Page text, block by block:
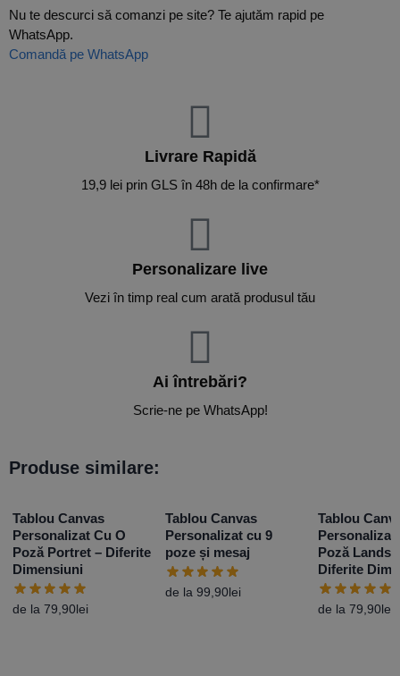
Nu te descurci să comanzi pe site? Te ajutăm rapid pe
WhatsApp.
Comandă pe WhatsApp
Livrare Rapidă​
19,9 lei prin GLS în 48h de la confirmare*
Personalizare live
Vezi în timp real cum arată produsul tău
Ai întrebări?
Scrie-ne pe WhatsApp!
Produse similare:
Tablou Canvas
Personalizat Cu O
Poză Portret – Diferite
Dimensiuni
de la 79,90lei
Tablou Canvas
Personalizat cu 9
poze și mesaj
de la99,90lei
Tablou
Personalizat
Poză
Diferite
de la79,90lei